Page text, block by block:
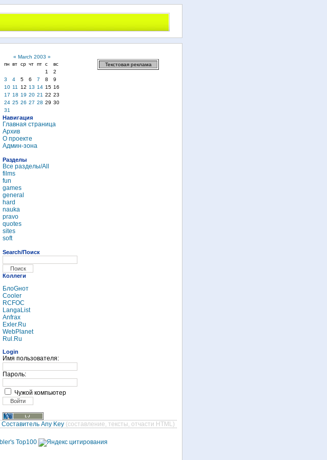
« March 2003 »
пн вт ср чт пт с
вс
1
2
3
4 5 6 7 8
9
10 11 12 13 14 15 16
17 18 19 20 21 22 23
24 25 26 27 28 29 30
31
Навигация
Главная страница
Архив
О проекте
Админ-зона
Разделы
Все разделы/All
films
fun
games
general
hard
nauka
pravo
quotes
sites
soft
Search/Поиск
Коллеги
БлоGнот
Cooler
RCFOC
LangaList
Anfrax
Exler.Ru
WebPlanet
Rul.Ru
Login
Имя пользователя:
Пароль:
Чужой компьютер
Текстовая реклама
Составитель Any Key (составление, тексты, отчасти HTML)